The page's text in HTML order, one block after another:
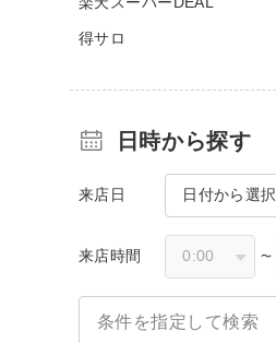
得サロ
日時から探す
来店日 日付から選択
来店時間 〜
条件を指定して検索